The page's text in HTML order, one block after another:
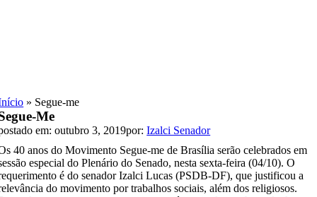
» Segue-me
Me
em: outubro 3, 2019por:Izalci Senador
40 anos do Movimento Segue-me de Brasília serão celebrados em
especial do Plenário do Senado, nesta sexta-feira (04/10). O
é do senador Izalci Lucas (PSDB-DF), que justificou a
do movimento por trabalhos sociais, além dos religiosos.